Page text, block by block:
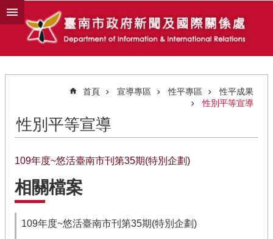
跳到主要內容區塊
首頁 宣導專區 性平專區
性平成果
性別平等宣導
性別平等宣導
109年度~悠活臺南市刊第35期(特別企劃)
相關檔案
109年度~悠活臺南市刊第35期(特別企劃)